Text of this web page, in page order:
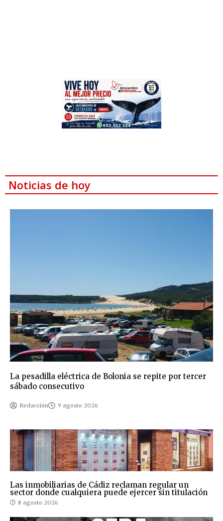
Noticias de hoy
La pesadilla eléctrica de Bolonia se repite por tercer
sábado consecutivo
Redacción 9 agosto 2026
Las inmobiliarias de Cádiz reclaman regular un
sector donde cualquiera puede ejercer sin titulación
8 agosto 2026